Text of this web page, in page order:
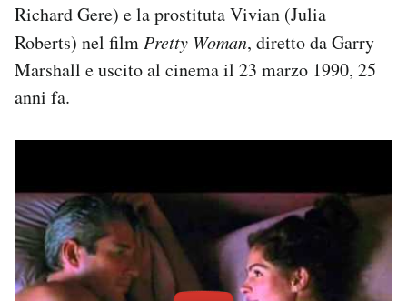
Richard Gere) e la prostituta Vivian (Julia
Roberts) nel film Pretty Woman, diretto da Garry
Marshall e uscito al cinema il 23 marzo 1990, 25
anni fa.